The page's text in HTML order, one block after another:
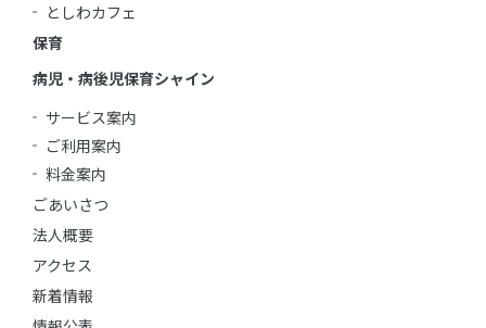
としわカフェ
保育
病児・病後児保育シャイン
サービス案内
ご利用案内
料金案内
ごあいさつ
法人概要
アクセス
新着情報